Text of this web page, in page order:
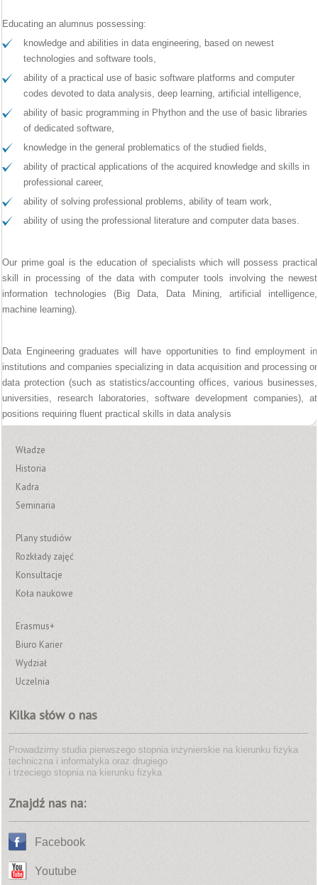
Educating an alumnus possessing:
knowledge and abilities in data engineering, based on newest
technologies and software tools,
ability of a practical use of basic software platforms and computer
codes devoted to data analysis, deep learning, artificial intelligence,
ability of basic programming in Phython and the use of basic libraries
of dedicated software,
knowledge in the general problematics of the studied fields,
ability of practical applications of the acquired knowledge and skills in
professional career,
ability of solving professional problems, ability of team work,
ability of using the professional literature and computer data bases.
Our prime goal is the education of specialists which will possess practical
skill in processing of the data with computer tools involving the newest
information technologies (Big Data, Data Mining, artificial intelligence,
machine learning).
Data Engineering graduates will have opportunities to find employment in
institutions and companies specializing in data acquisition and processing or
data protection (such as statistics/accounting offices, various businesses,
universities, research laboratories, software development companies), at
positions requiring fluent practical skills in data analysis
Władze
Historia
Kadra
Seminaria
Plany studiów
Rozkłady zajęć
Konsultacje
Koła naukowe
Erasmus+
Biuro Karier
Wydział
Uczelnia
Kilka słów o nas
Prowadzimy studia pierwszego stopnia inżynierskie na kierunku fizyka
techniczna i informatyka oraz drugiego
i trzeciego stopnia na kierunku fizyka
Znajdź nas na:
Facebook
Youtube